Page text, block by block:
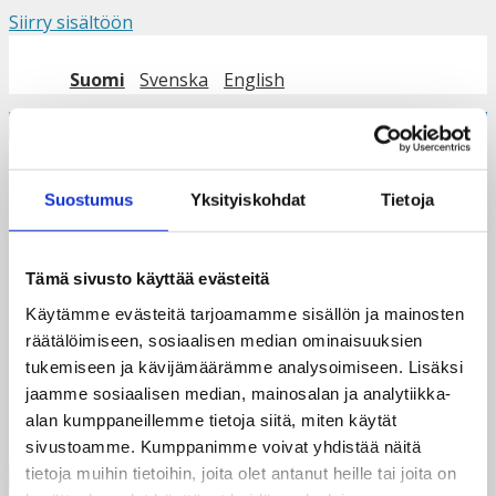
Suostumus Yksityiskohdat Tietoja
Tämä sivusto käyttää evästeitä
Käytämme evästeitä tarjoamamme sisällön ja mainosten
räätälöimiseen, sosiaalisen median ominaisuuksien
tukemiseen ja kävijämäärämme analysoimiseen. Lisäksi
jaamme sosiaalisen median, mainosalan ja analytiikka-
alan kumppaneillemme tietoja siitä, miten käytät
sivustoamme. Kumppanimme voivat yhdistää näitä
tietoja muihin tietoihin, joita olet antanut heille tai joita on
Siirry sisältöön
Suomi Svenska English
Sadankomitea
Jätä kommentti
Sinun täytyykirjautua sisäänkommentoidaksesi.